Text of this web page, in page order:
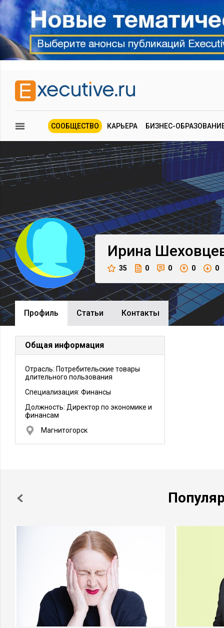
СООБЩЕСТВО КАРЬЕРА БИЗНЕС-
Ирина
35 0 0 0 0
Профиль Cтатьи Контакты
Общая информация
Отрасль: Потребительские товары
длительного пользования
Специализация: Финансы
Должность: Директор по экономике и
финансам
Магнитогорск